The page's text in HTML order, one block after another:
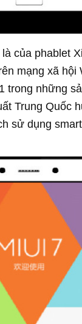
của phablet
mạng xã hội
trong những
Trung Quốc
sử dụng